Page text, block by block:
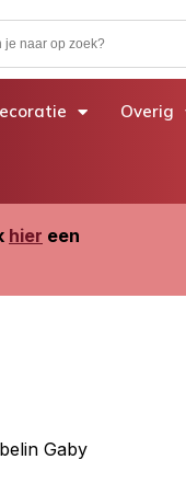
Overig
hier een
Gaby